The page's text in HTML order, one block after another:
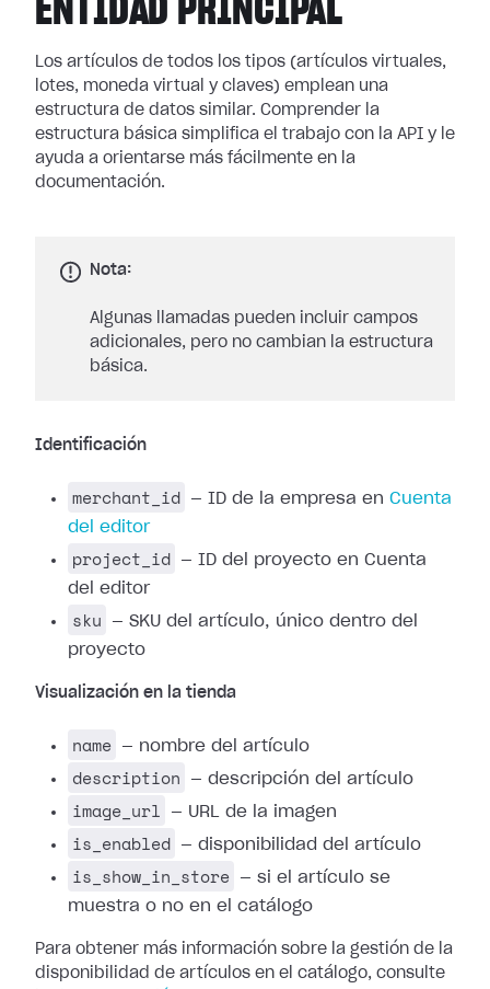
ENTIDAD PRINCIPAL
Los artículos de todos los tipos (artículos virtuales,
lotes, moneda virtual y claves) emplean una
estructura de datos similar. Comprender la
estructura básica simplifica el trabajo con la API y le
ayuda a orientarse más fácilmente en la
documentación.
Nota:
Algunas llamadas pueden incluir campos
adicionales, pero no cambian la estructura
básica.
Identificación
merchant_id — ID de la empresa en Cuenta
del editor
project_id
— ID del proyecto en Cuenta
del editor
sku
— SKU del artículo, único dentro del
proyecto
Visualización en la tienda
name — nombre del artículo
description — descripción del artículo
image_url — URL de la imagen
is_enabled — disponibilidad del artículo
is_show_in_store
— si el artículo se
muestra o no en el catálogo
Para obtener más información sobre la gestión de la
disponibilidad de artículos en el catálogo, consulte